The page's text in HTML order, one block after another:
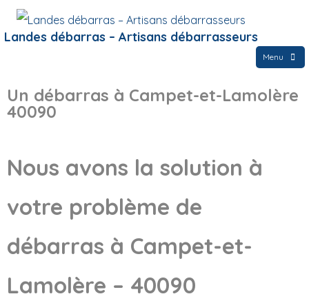
Landes débarras – Artisans débarrasseurs
Menu
Un débarras à Campet-et-Lamolère
40090
Nous avons la solution à
votre problème de
débarras à Campet-et-
Lamolère – 40090